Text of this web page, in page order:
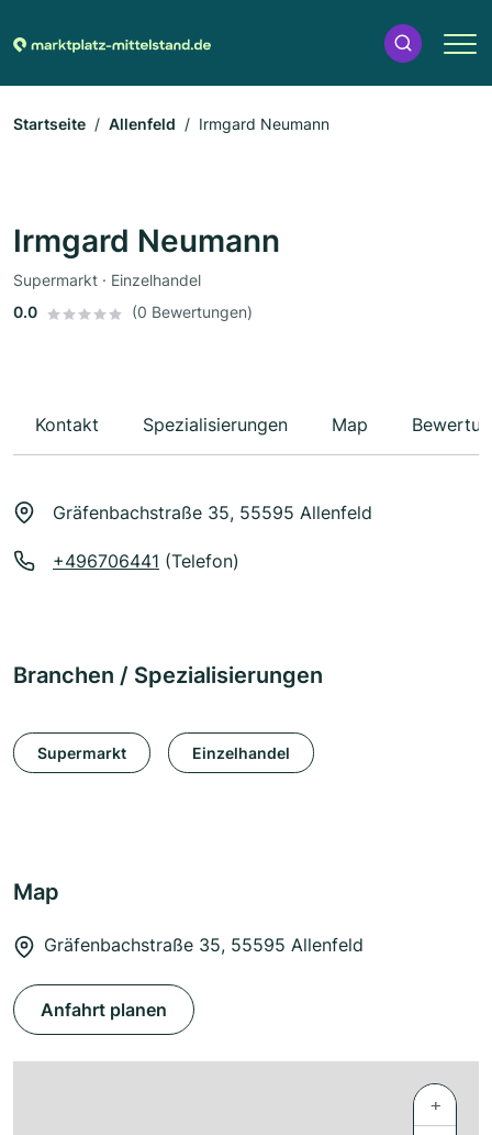
Startseite Allenfeld Irmgard Neumann
Irmgard Neumann
Supermarkt · Einzelhandel
0.0
(0 Bewertungen)
Kontakt Spezialisierungen Map
Gräfenbachstraße 35, 55595 Allenfeld
+496706441 (Telefon)
Branchen / Spezialisierungen
Supermarkt Einzelhandel
Map
Gräfenbachstraße 35, 55595 Allenfeld
Anfahrt planen
+